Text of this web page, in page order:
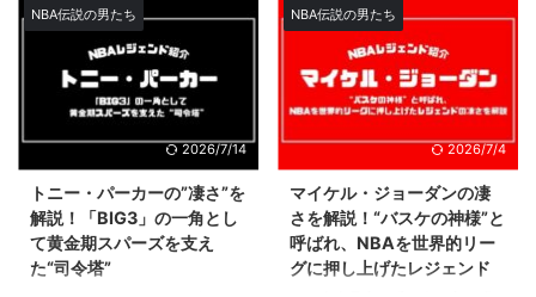
ド「ラリー・バード」。 1980年
代にボストン・セルティックスの
大エースとして活躍し、あのマジ
ック・ジョンソンの公式ライバル
としてチームを3度のNBA優勝に
の選手だったこともあって、今
NBAを見ている方の多くは実際ど
んな選手だったのか知らない方も
多いのではないでしょうか？ こ
の記事では、そんな「ラリー・バ
ードってどんな選手？」という疑
ー・ルーカス」。 全盛期をシン
シナティ・ロイヤルズで過ごし、
脅威的なリバウンド能力でインサ
イドを支配した実力派パワーフォ
ワードです。 ただ、NBAが選出
タイムチーム」にも名前が挙がる
偉大なプレイヤーの1人ではある
ものの、活躍したのがかなり昔の
こととあって、NBAファンであっ
てもその凄さを知っている方は少
ないのではないでしょうか？ そ
NBA伝説の男たち
2026/7/14
トニー・パーカーの”凄さ”を
解説！「BIG3」の一角とし
て黄金期スパーズを支え
た“司令塔”
NBA伝説の男たち
2026/7/4
マイケル・ジョーダンの凄
さを解説！“バスケの神様”と
呼ばれ、NBAを世界的リー
グに押し上げたレジェンド